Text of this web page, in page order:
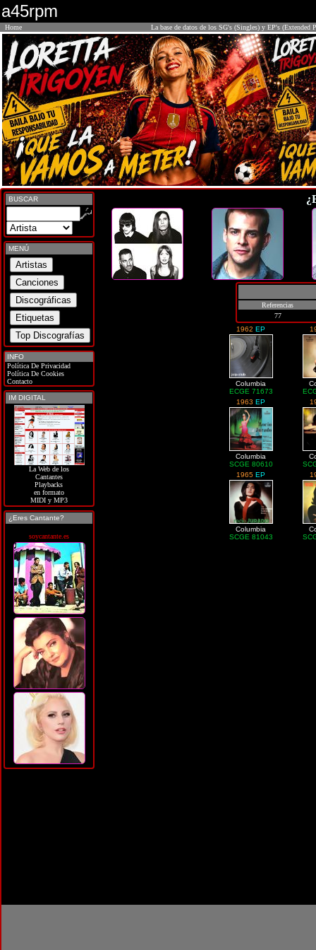
a45rpm
Home La base de datos de los SG's (Singles) y EP's (Extended
BUSCAR
MENÚ
INFO
Política De Privacidad
Política De Cookies
Contacto
IM DIGITAL
La Web de los
Cantantes
Playbacks
en formato
MIDI y MP3
¿Eres Cantante?
soycantante.es
Referencias
77
1962EP
Columbia
ECGE 71673
1963EP
Columbia
SCGE 80610
1965EP
Columbia
SCGE 81043